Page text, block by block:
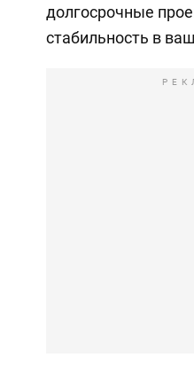
долгосрочные
стабильность в